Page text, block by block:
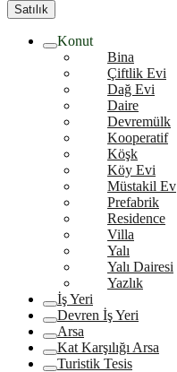
Satılık
Konut
Bina
Çiftlik Evi
Dağ Evi
Daire
Devremülk
Kooperatif
Köşk
Köy Evi
Müstakil Ev
Prefabrik
Residence
Villa
Yalı
Yalı Dairesi
Yazlık
İş Yeri
Devren İş Yeri
Arsa
Kat Karşılığı Arsa
Turistik Tesis